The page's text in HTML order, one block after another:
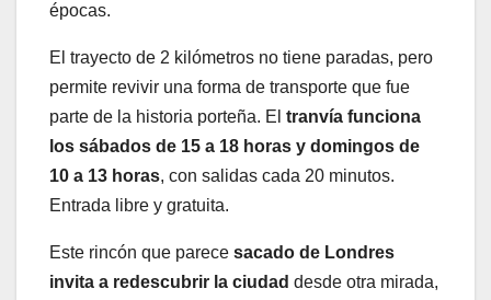
épocas.
El trayecto de 2 kilómetros no tiene paradas, pero
permite revivir una forma de transporte que fue
parte de la historia porteña. El tranvía funciona
los sábados de 15 a 18 horas y domingos de
10 a 13 horas, con salidas cada 20 minutos.
Entrada libre y gratuita.
Este rincón que parece sacado de Londres
invita a redescubrir la ciudad desde otra mirada,